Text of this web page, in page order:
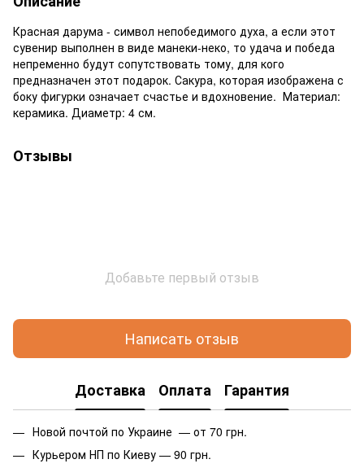
Красная дарума - символ непобедимого духа, а если этот
сувенир выполнен в виде манеки-неко, то удача и победа
непременно будут сопутствовать тому, для кого
предназначен этот подарок. Сакура, которая изображена с
боку фигурки означает счастье и вдохновение. Материал:
керамика. Диаметр: 4 см.
Отзывы
Добавьте первый отзыв
Написать отзыв
Доставка Оплата Гарантия
Новой почтой по Украине — от 70 грн.
Курьером НП по Киеву — 90 грн.